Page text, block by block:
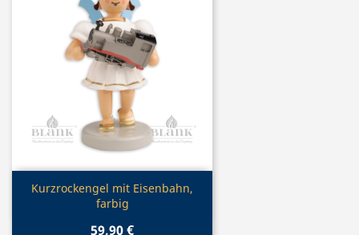
Vorschau
Kurzrockengel mit Eisenbahn,
farbig
59,90 €